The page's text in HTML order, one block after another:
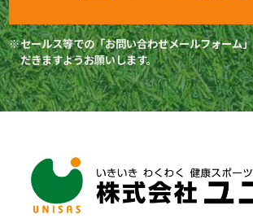
セールス等での「お問い合わせメールフォーム
だきますようお願いします。